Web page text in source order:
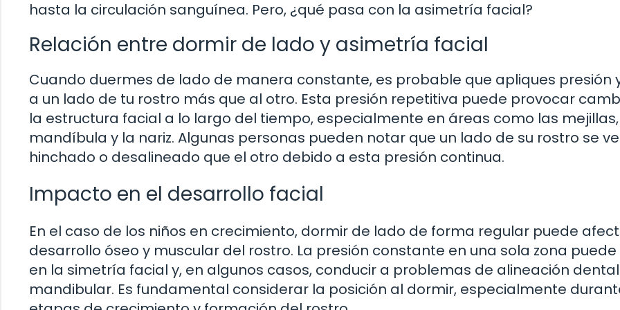
hasta la circulación sanguínea. Pero, ¿qué pasa con la asimetría facial?
Relación entre dormir de lado y asimetría facial
Cuando duermes de lado de manera constante, es probable que apliques presión
a un lado de tu rostro más que al otro. Esta presión repetitiva puede provocar
la estructura facial a lo largo del tiempo, especialmente en áreas como las
mandíbula y la nariz. Algunas personas pueden notar que un lado de su rostro se
hinchado o desalineado que el otro debido a esta presión continua.
Impacto en el desarrollo facial
En el caso de los niños en crecimiento, dormir de lado de forma regular puede
desarrollo óseo y muscular del rostro. La presión constante en una sola zona puede
en la simetría facial y, en algunos casos, conducir a problemas de alineación
mandibular. Es fundamental considerar la posición al dormir, especialmente